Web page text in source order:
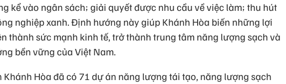
kể vào ngân sách; giải quyết được nhu cầu về việc làm; thu hút
nghiệp xanh. Định hướng này giúp Khánh Hòa biến những lợi
thành sức mạnh kinh tế, trở thành trung tâm năng lượng sạch và
bền vững của Việt Nam.
Khánh Hòa đã có 71 dự án năng lượng tái tạo, năng lượng sạch